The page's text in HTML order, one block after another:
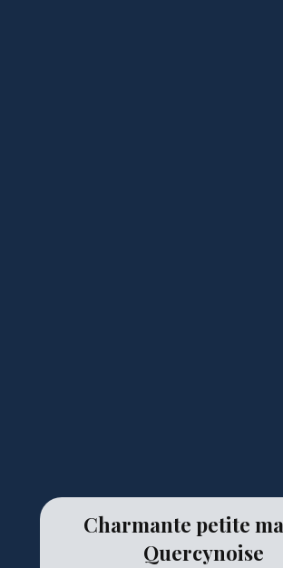
Charmante petite
Quercynoise